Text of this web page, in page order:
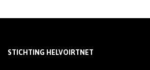
STICHTING HELVOIRTNET